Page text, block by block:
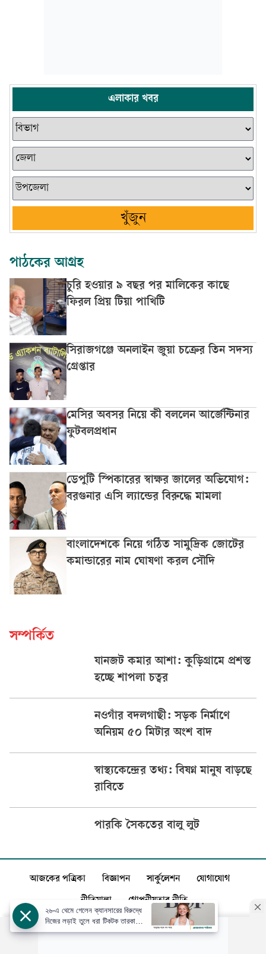
এলাকার খবর
খুঁজুন
পাঠকের আগ্রহ
চুরি হওয়ার ৯ বছর পর মালিকের কাছে
ফিরল প্রিয় টিয়া পাখিটি
সিরাজগঞ্জে অনলাইন জুয়া চক্রের তিন সদস্য
গ্রেপ্তার
মেসির অবসর নিয়ে কী বললেন আর্জেন্টিনার
ফুটবলপ্রধান
ডেপুটি স্পিকারের স্বাক্ষর জালের অভিযোগ:
বরগুনার এসি ল্যান্ডের বিরুদ্ধে মামলা
বাংলাদেশকে নিয়ে গঠিত সামুদ্রিক জোটের
কমান্ডারের নাম ঘোষণা করল সৌদি
সম্পর্কিত
যানজট কমার আশা: কুড়িগ্রামে প্রশস্ত
হচ্ছে শাপলা চত্বর
নওগাঁর বদলগাছী: সড়ক নির্মাণে
অনিয়ম ৫০ মিটার অংশ বাদ
স্বাস্থ্যকেন্দ্রের তথ্য: বিষণ্ন মানুষ বাড়ছে
রাবিতে
পারকি সৈকতের বালু লুট
আজকের পত্রিকা বিজ্ঞাপন সার্কুলেশন যোগাযোগ
নীতিমালা গোপনীয়তার নীতি
২৬-এ থেমে গেলেন ক্যানসারের বিরুদ্ধে
নিজের লড়াই তুলে ধরা টিকটক তারকা
সিডনি